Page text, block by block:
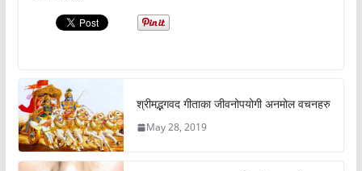
श्रीमद्भगवद गीताका जीवनोपयोगी अनमोल वचनहरु
May 28, 2019